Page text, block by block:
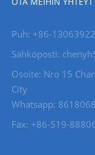
Puh: +86-
Sähköposti:
Osoite: Nro 15
City
Whatsapp:
Fax: +86-519-